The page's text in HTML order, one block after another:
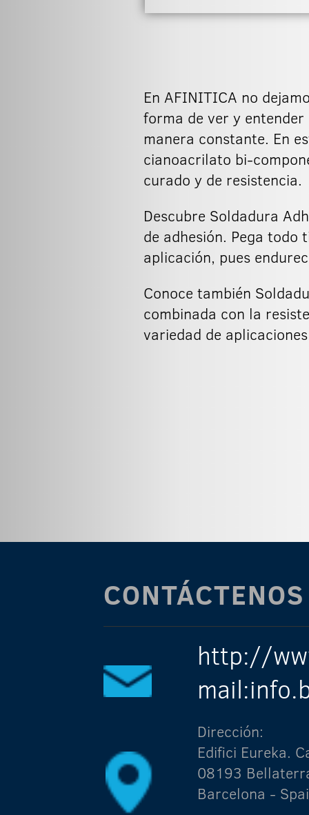
En AFINITICA no
forma de ver y
manera constante. En
cianoacrilato bi-
curado y de resistencia.
Descubre Soldadura
de adhesión. Pega todo
aplicación, pues
Conoce también
combinada con la
variedad de
CONTÁCTENOS
http://
Dirección:
Edifici Eureka.
08193
Barcelona -